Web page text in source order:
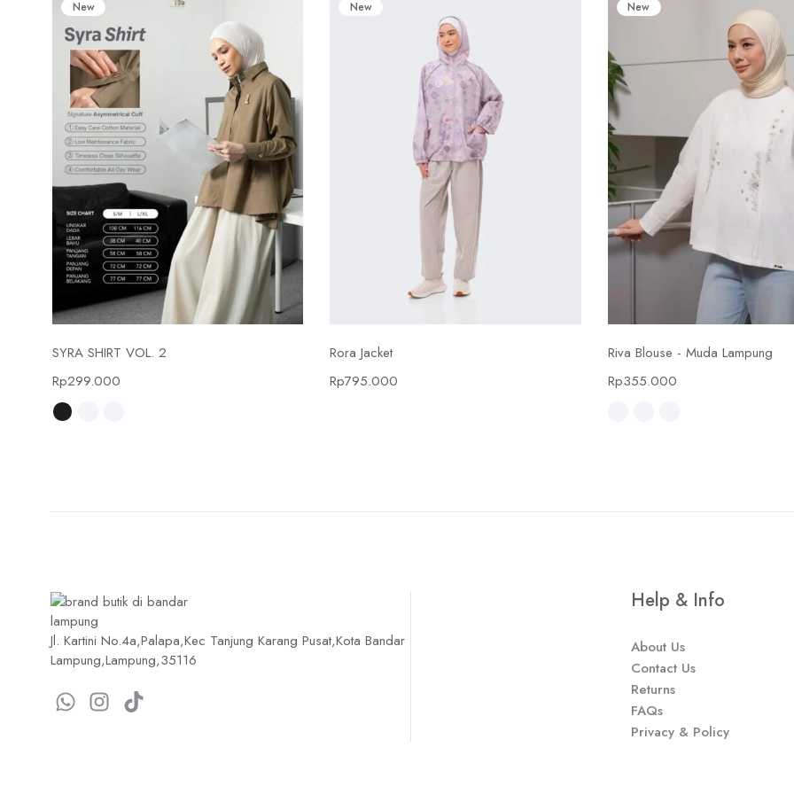
New
SYRA SHIRT VOL. 2
Rp299.000
New
Rora Jacket
Rp795.000
New
Select options
Riva Blouse - Muda Lampung
Rp355.000
Jl. Kartini No.4a,Palapa,Kec Tanjung Karang Pusat,Kota Bandar
Lampung,Lampung,35116
Help & Info
About Us
Contact Us
Returns
FAQs
Privacy & Policy